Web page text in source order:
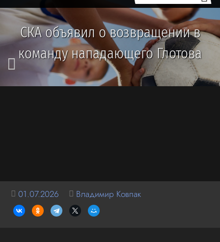
СКА объявил о возвращении в
команду нападающего Глотова
01.07.2026 Владимир Ковпак